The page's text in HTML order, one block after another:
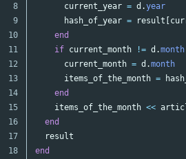
8
9
10
11
12
13
14
15
16
17
18
current_year = d .year
hash_of_year = result [
end
if current_month != d .month
current_month = d .month
items_of_the_month =
end
items_of_the_month <<
end
result
end